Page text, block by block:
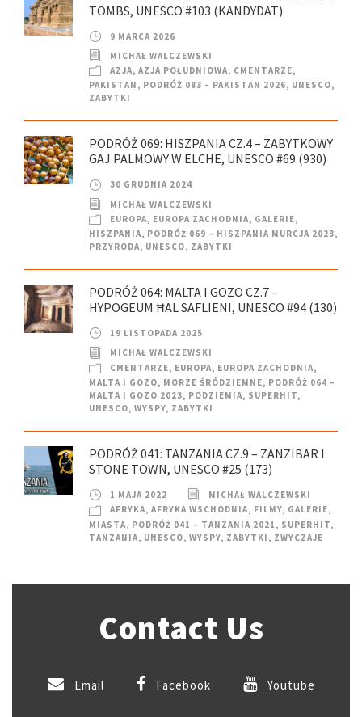
TOMBS, UNESCO #103 (KANDYDAT)
9 MARCA 2026
MICHAŁ WALCZEWSKI
AZJA, AZJA POŁUDNIOWA, CMENTARZE,
PAKISTAN , PODRÓŻ 083 – PAKISTAN 2026, UNESCO,
ZABYTKI
PODRÓŻ 069: HISZPANIA CZ.4 – ZABYTKOWY
GAJ PALMOWY W ELCHE, UNESCO #69 (930)
30 GRUDNIA 2024
MICHAŁ WALCZEWSKI
EUROPA, EUROPA ZACHODNIA, GALERIE,
HISZPANIA, PODRÓŻ 069 – HISZPANIA MURCJA 2023,
PRZYRODA, UNESCO, ZABYTKI
PODRÓŻ 064: MALTA I GOZO CZ.7 –
HYPOGEUM ĦAL SAFLIENI, UNESCO #94 (130)
19 LISTOPADA 2025
MICHAŁ WALCZEWSKI
CMENTARZE, EUROPA, EUROPA ZACHODNIA,
MALTA I GOZO, MORZE ŚRÓDZIEMNE, PODRÓŻ 064 –
MALTA I GOZO 2023, PODZIEMIA, SUPERHIT,
UNESCO, WYSPY, ZABYTKI
PODRÓŻ 041: TANZANIA CZ.9 – ZANZIBAR I
STONE TOWN, UNESCO #25 (173)
1 MAJA 2022
MICHAŁ WALCZEWSKI
AFRYKA, AFRYKA WSCHODNIA, FILMY, GALERIE,
MIASTA, PODRÓŻ 041 – TANZANIA 2021 , SUPERHIT,
TANZANIA, UNESCO, WYSPY, ZABYTKI , ZWYCZAJE
Contact Us
Email Facebook Youtube